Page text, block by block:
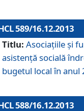
589/16.12.2013
Titlu: Asociaţiile şi
asistenţă socială
bugetul local în anul
588/16.12.2013